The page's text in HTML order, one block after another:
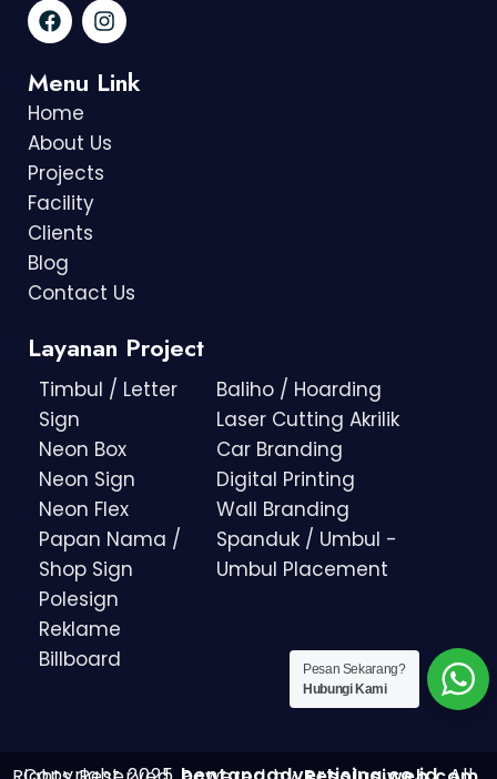
Menu Link
Home
About Us
Projects
Facility
Clients
Blog
Contact Us
Layanan Project
Timbul / Letter
Sign
Neon Box
Neon Sign
Neon Flex
Papan Nama /
Shop Sign
Polesign
Reklame
Billboard
Baliho / Hoarding
Laser Cutting Akrilik
Car Branding
Digital Printing
Wall Branding
Spanduk / Umbul -
Umbul Placement
Pesan Sekarang?
Hubungi Kami